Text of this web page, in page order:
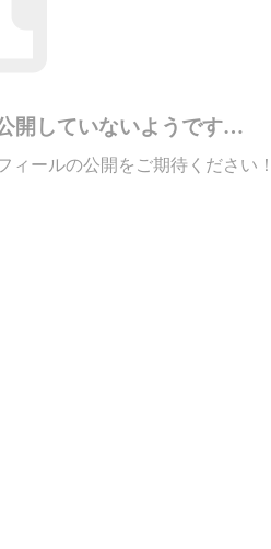
開していないようです…
ィールの公開をご期待ください！